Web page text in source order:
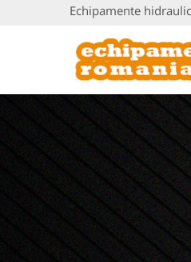
Echipamente